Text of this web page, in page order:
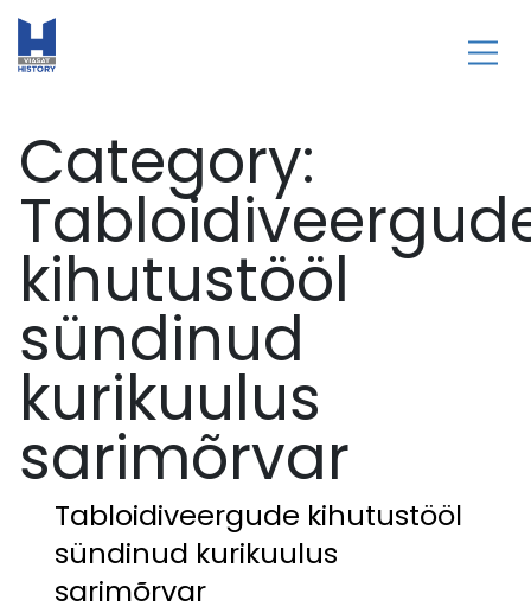
Category:
kihutustööl
sündinud
kurikuulus
sarimõrvar
Tabloidiveergude kihutustööl
sündinud kurikuulus
sarimõrvar